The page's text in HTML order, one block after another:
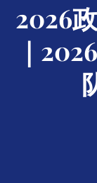
2026
｜